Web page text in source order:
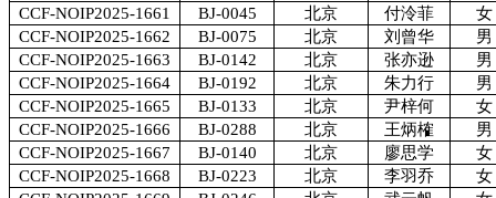
CCF-NOIP2025-1661
BJ-0045 北京 付泠菲
女
CCF-NOIP2025-1662
BJ-0075 北京 刘曾华
男
CCF-NOIP2025-1663
BJ-0142 北京 张亦逊
男
CCF-NOIP2025-1664
BJ-0192 北京 朱力行
男
CCF-NOIP2025-1665
BJ-0133 北京 尹梓何
女
CCF-NOIP2025-1666
BJ-0288 北京 王炳榷
男
CCF-NOIP2025-1667
BJ-0140 北京 廖思学
女
CCF-NOIP2025-1668
BJ-0223 北京 李羽乔
女